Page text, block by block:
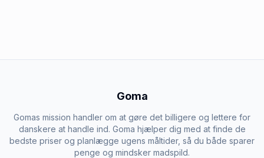
Goma
Gomas mission handler om at gøre det billigere og lettere for
danskere at handle ind. Goma hjælper dig med at finde de
bedste priser og planlægge ugens måltider, så du både sparer
penge og mindsker madspild.